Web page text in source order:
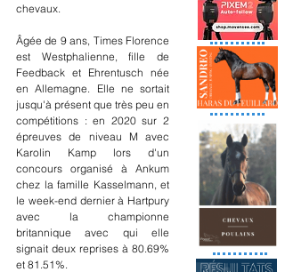
chevaux.
Âgée de 9 ans, Times Florence
est Westphalienne, fille de
Feedback et Ehrentusch née
en Allemagne. Elle ne sortait
jusqu'à présent que très peu en
compétitions : en 2020 sur 2
épreuves de niveau M avec
Karolin Kamp lors d'un
concours organisé à Ankum
chez la famille Kasselmann, et
le week-end dernier à Hartpury
avec la championne
britannique avec qui elle
signait deux reprises à 80.69%
et 81.51%.